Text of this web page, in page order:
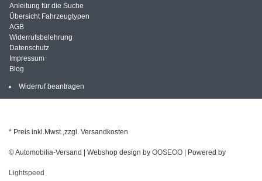
Anleitung für die Suche
Übersicht Fahrzeugtypen
AGB
Widerrufsbelehrung
Datenschutz
Impressum
Blog
Widerruf beantragen
* Preis inkl.Mwst.,zzgl. Versandkosten
© Automobilia-Versand | Webshop design by OOSEOO | Powered by
Lightspeed